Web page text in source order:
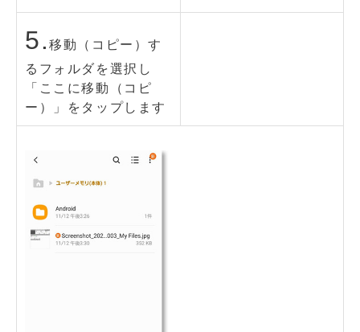
5.移動（コピー）す
るフォルダを選択し
「ここに移動（コピ
ー）」をタップします